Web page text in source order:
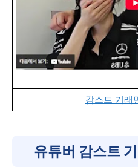
감스트 기래
유튜버 감스트